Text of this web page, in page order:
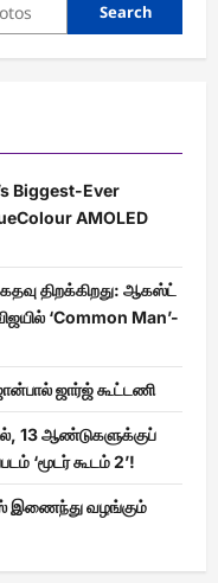
Search
Biggest-Ever
AMOLED
திறக்கிறது: ஆகஸ்ட்
‘Common Man’-
ஜார்ஜ் கூட்டணி
13 ஆண்டுகளுக்குப்
‘மூடர் கூடம் 2’!
இணைந்து வழங்கும்